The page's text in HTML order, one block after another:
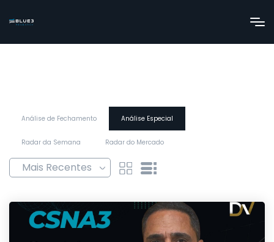
Análise de Fechamento Análise Especial
Radar da Semana Radar do Mercado